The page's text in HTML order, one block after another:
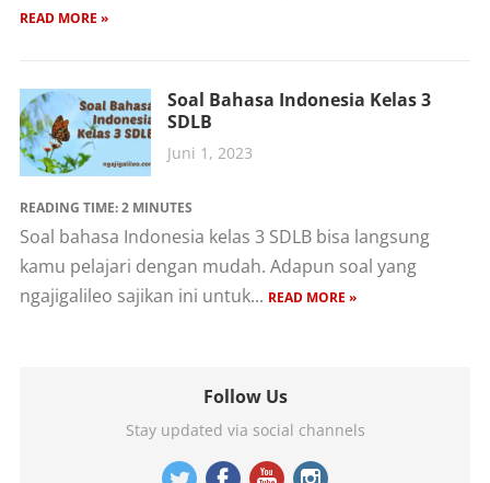
READ MORE »
Soal Bahasa Indonesia Kelas 3
SDLB
Juni 1, 2023
READING TIME:2 MINUTES
Soal bahasa Indonesia kelas 3 SDLB bisa langsung
kamu pelajari dengan mudah. Adapun soal yang
ngajigalileo sajikan ini untuk... READ MORE »
Follow Us
Stay updated via social channels